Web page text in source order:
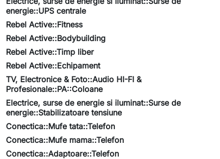
energie::UPS centrale
Rebel Active::Fitness
Rebel Active::Bodybuilding
Rebel Active::Timp liber
Rebel Active::Echipament
TV, Electronice & Foto::Audio HI-FI &
Profesionale::PA::Coloane
Electrice, surse de energie si iluminat::Surse de
energie::Stabilizatoare tensiune
Conectica::Mufe tata::Telefon
Conectica::Mufe mama::Telefon
Conectica::Adaptoare::Telefon